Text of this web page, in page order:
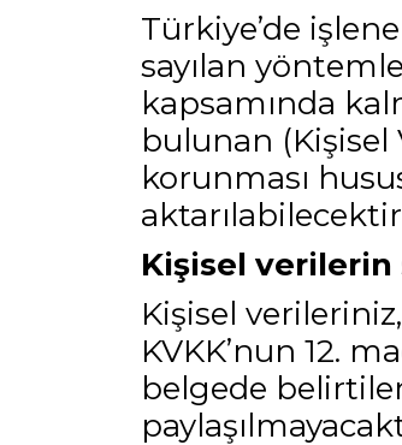
Türkiye’de
sayılan
kapsamında
bulunan (Kişisel
korunması
Kişisel verilerin
Kişisel
KVKK’nun 12.
belgede